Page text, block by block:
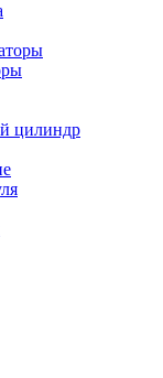
цилиндр